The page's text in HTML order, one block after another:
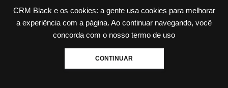
CRM Black e os cookies: a gente usa cookies para melhorar
a experiência com a página. Ao continuar navegando, você
concorda com o nosso termo de uso
CONTINUAR